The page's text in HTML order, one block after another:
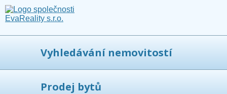
Vyhledávání nemovitostí
Prodej bytů